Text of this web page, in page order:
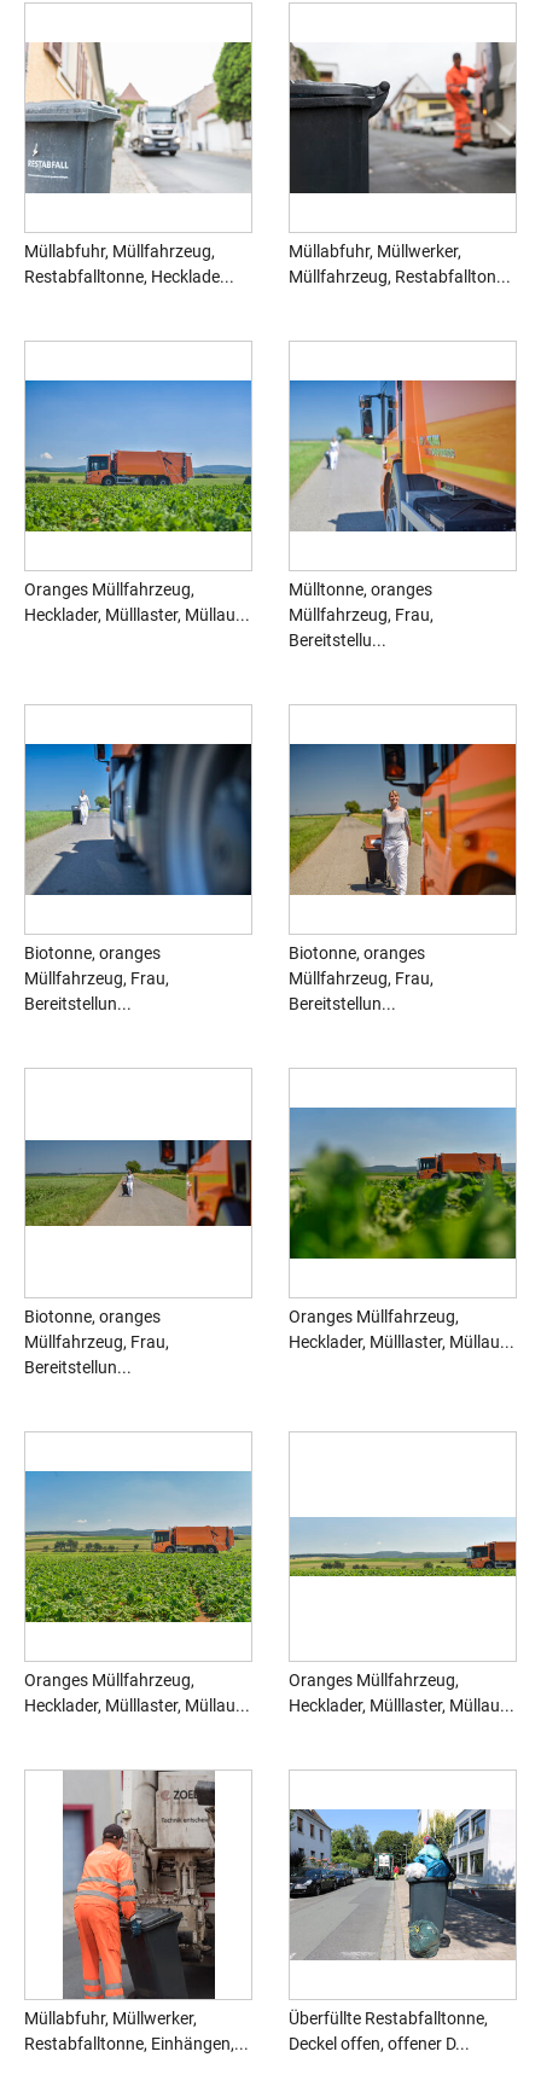
Müllabfuhr, Müllfahrzeug,
Restabfalltonne, Hecklade...
Müllabfuhr, Müllwerker,
Müllfahrzeug, Restabfallton...
Oranges Müllfahrzeug,
Hecklader, Mülllaster, Müllau...
Mülltonne, oranges
Müllfahrzeug, Frau,
Bereitstellu...
Biotonne, oranges
Müllfahrzeug, Frau,
Bereitstellun...
Biotonne, oranges
Müllfahrzeug, Frau,
Bereitstellun...
Biotonne, oranges
Müllfahrzeug, Frau,
Bereitstellun...
Oranges Müllfahrzeug,
Hecklader, Mülllaster, Müllau...
Oranges Müllfahrzeug,
Hecklader, Mülllaster, Müllau...
Oranges Müllfahrzeug,
Hecklader, Mülllaster, Müllau...
Müllabfuhr, Müllwerker,
Restabfalltonne, Einhängen,...
Überfüllte Restabfalltonne,
Deckel offen, offener D...